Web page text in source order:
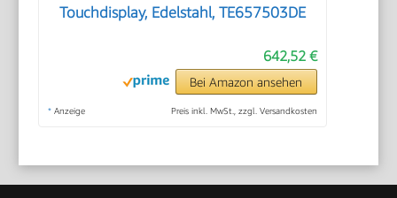
Touchdisplay, Edelstahl, TE657503DE
642,52 €
Bei Amazon ansehen
* Anzeige Preis inkl. MwSt., zzgl. Versandkosten